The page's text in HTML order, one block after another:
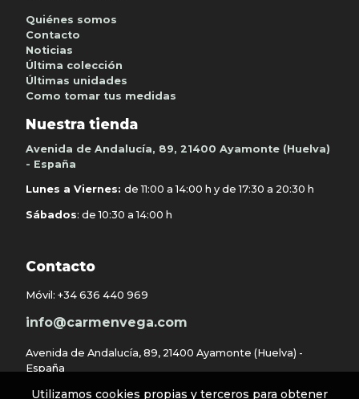
Quiénes somos
Contacto
Noticias
Última colección
Últimas unidades
Como tomar tus medidas
Nuestra tienda
Avenida de Andalucía, 89, 21400 Ayamonte (Huelva)
- España
Lunes a Viernes: de 11:00 a 14:00 h y de 17:30 a 20:30 h
Sábados: de 10:30 a 14:00 h
Contacto
Móvil: +34 636 440 969
info@carmenvega.com
Avenida de Andalucía, 89, 21400 Ayamonte (Huelva) -
España
Utilizamos cookies propias y terceros para obtener